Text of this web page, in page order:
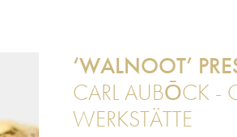
‘WALNOOT’
CARL AUBŌCK -
WERKSTÄTTE